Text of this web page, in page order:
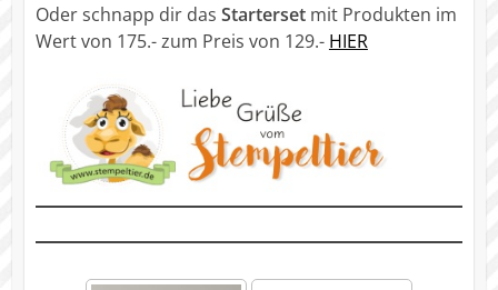
Oder schnapp dir das Starterset mit Produkten im
Wert von 175.- zum Preis von 129.- HIER